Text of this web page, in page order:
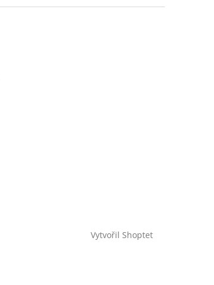
Vytvořil Shoptet